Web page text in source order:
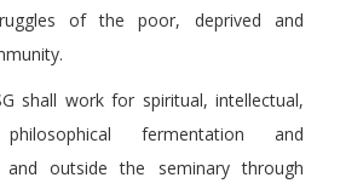
of the poor, deprived and
shall work for spiritual, intellectual,
fermentation and
and outside the seminary through